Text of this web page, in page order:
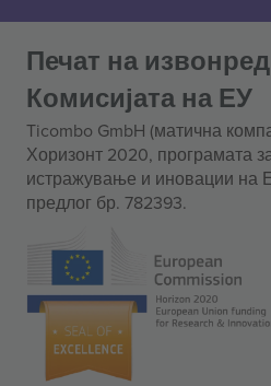
Печат на
Комисијата на ЕУ
Ticombo GmbH (матична
Хоризонт 2020, програмата
истражување и иновации на
предлог бр. 782393.